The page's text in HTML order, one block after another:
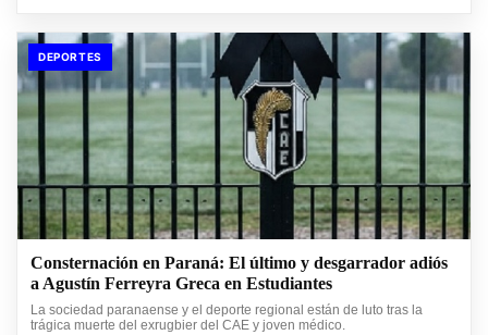
DEPORTES
Consternación en Paraná: El último y desgarrador adiós
a Agustín Ferreyra Greca en Estudiantes
La sociedad paranaense y el deporte regional están de luto tras la
trágica muerte del exrugbier del CAE y joven médico.